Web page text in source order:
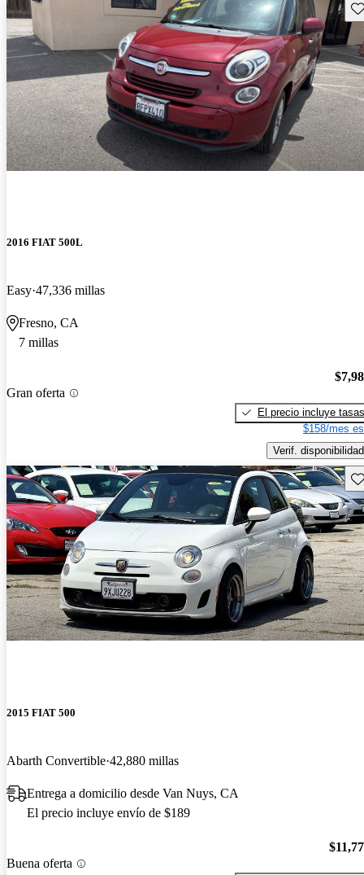
2016 FIAT 500L
Easy 47,336 millas
Fresno, CA
7 millas
Gran oferta
El precio incluye tasas
$158/mes
Verif. disponibilidad
2015 FIAT 500
Abarth Convertible 42,880 millas
Entrega a domicilio desde Van Nuys, CA
El precio incluye envío de $189
Buena oferta